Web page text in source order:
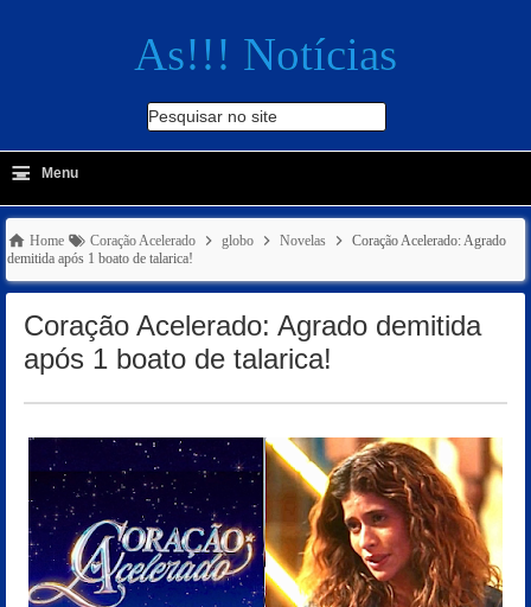
As!!! Notícias
Pesquisar no site
-
≡ Menu
Home Coração Acelerado globo Novelas
Coração Acelerado: Agrado
demitida após 1 boato de talarica!
Coração Acelerado: Agrado demitida
após 1 boato de talarica!